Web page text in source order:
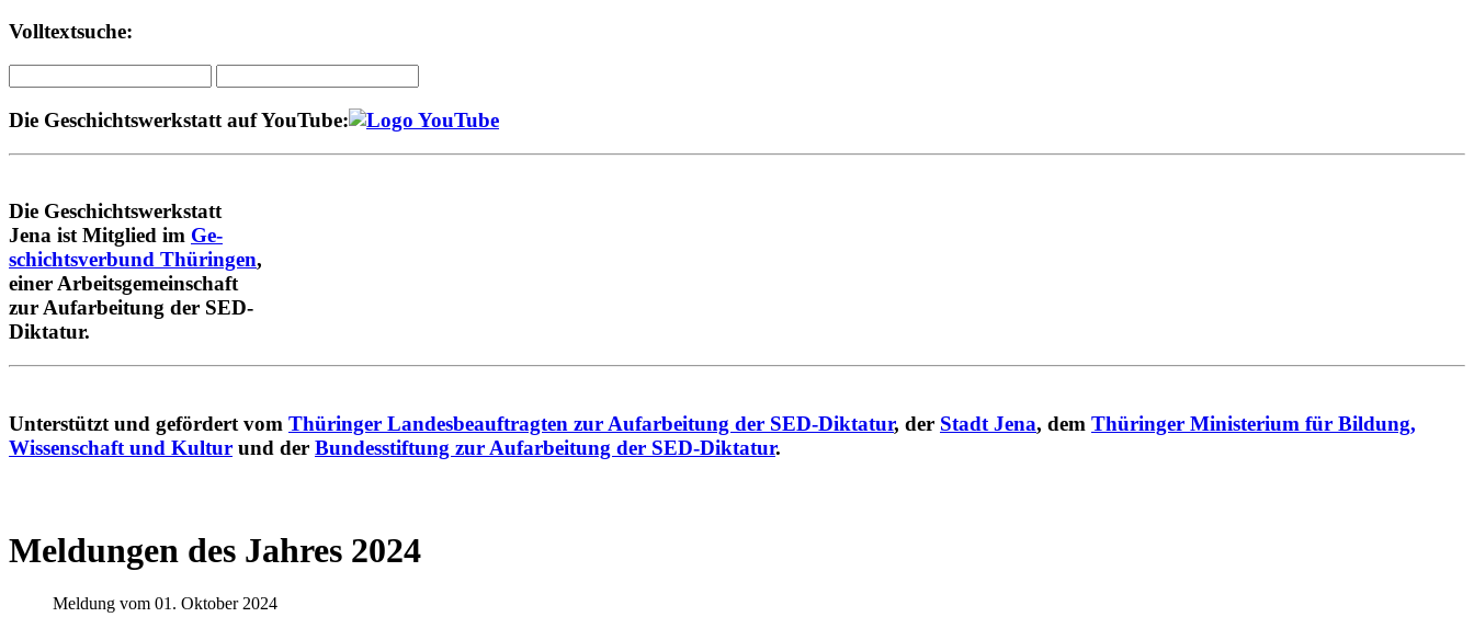
Volltextsuche:
Die Geschichtswerkstatt auf YouTube:
Die Geschichtswerkstatt
Jena ist Mitglied im Ge-
schichtsverbund Thüringen,
einer Arbeitsgemeinschaft
zur Aufarbeitung der SED-
Diktatur.
Unterstützt und gefördert vom Thüringer Landesbeauftragten zur Aufarbeitung der SED-Diktatur, der Stadt Jena, dem Thüringer Ministerium für Bildung,
Wissenschaft und Kultur und der Bundesstiftung zur Aufarbeitung der SED-Diktatur.
Meldungen des Jahres 2024
Meldung vom 01. Oktober 2024